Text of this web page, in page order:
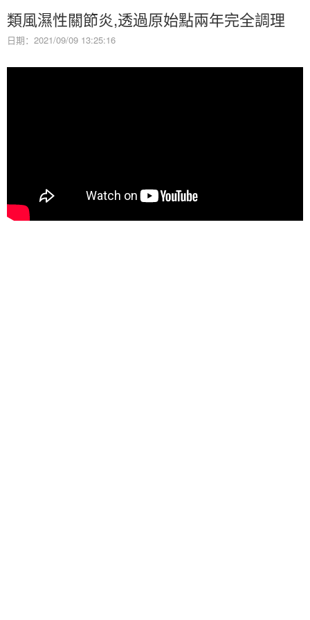
類風濕性關節炎,透過原始點兩年完全調理
日期：2021/09/09 13:25:16